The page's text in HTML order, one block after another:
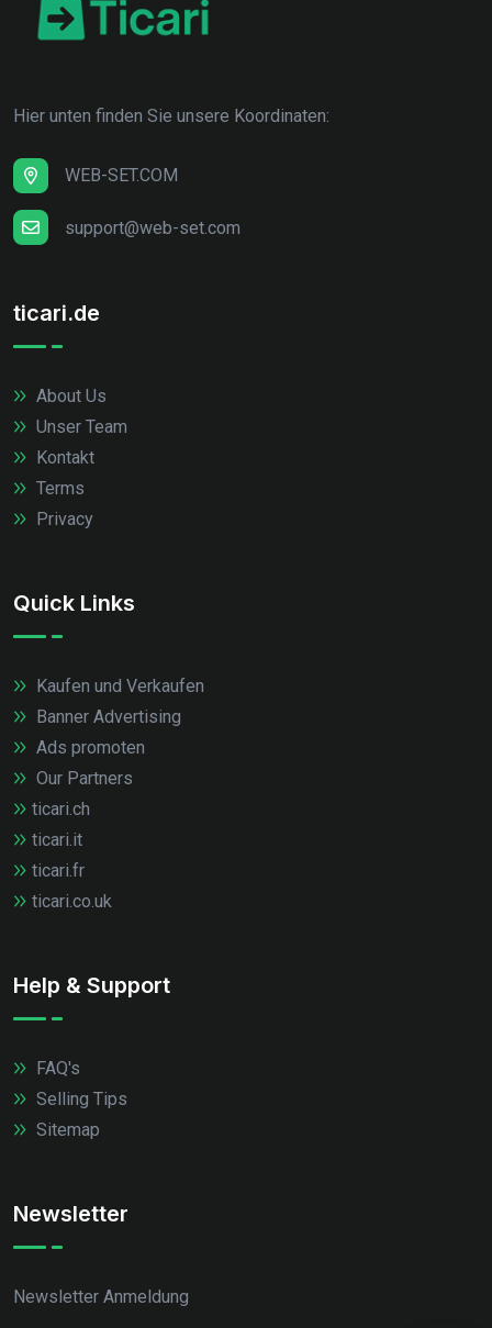
Hier unten finden Sie unsere Koordinaten:
WEB-SET.COM
support@web-set.com
ticari.de
About Us
Unser Team
Kontakt
Terms
Privacy
Quick Links
Kaufen und Verkaufen
Banner Advertising
Ads promoten
Our Partners
ticari.ch
ticari.it
ticari.fr
ticari.co.uk
Help & Support
FAQ's
Selling Tips
Sitemap
Newsletter
Newsletter Anmeldung